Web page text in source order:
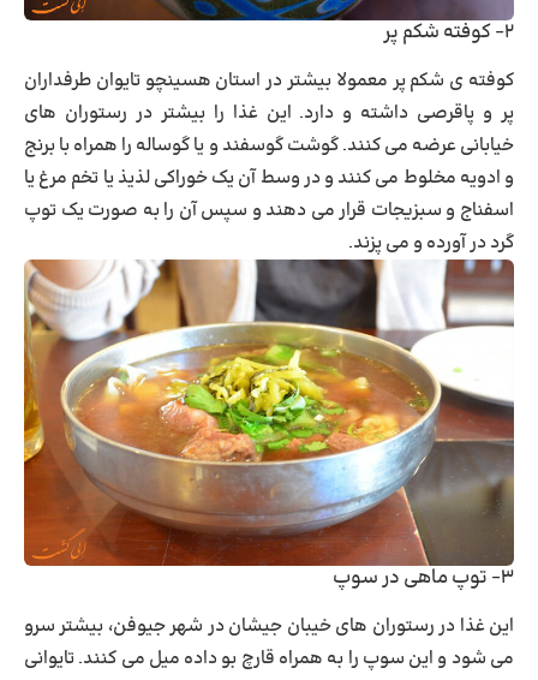
۲- کوفته شکم پر
کوفته ی شکم پر معمولا بیشتر در استان هسینچو تایوان طرفداران
پر و پاقرصی داشته و دارد. این غذا را بیشتر در رستوران های
خیابانی عرضه می کنند. گوشت گوسفند و یا گوساله را همراه با برنج
و ادویه مخلوط می کنند و در وسط آن یک خوراکی لذیذ یا تخم مرغ یا
اسفناج و سبزیجات قرار می دهند و سپس آن را به صورت یک توپ
گرد در آورده و می پزند.
۳- توپ ماهی در سوپ
این غذا در رستوران های خیبان جیشان در شهر جیوفن، بیشتر سرو
می شود و این سوپ را به همراه قارچ بو داده میل می کنند. تایوانی